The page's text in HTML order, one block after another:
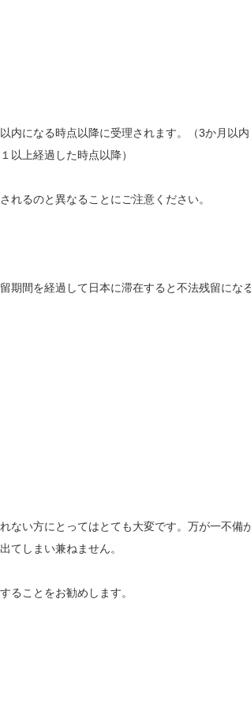
内になる時点以降に受理されます。（3か月以内
以上経過した時点以降）
れるのと異なることにご注意ください。
期間を経過して日本に滞在すると不法残留にな
ない方にとってはとても大変です。万が一不備
てしまい兼ねません。
ることをお勧めします。